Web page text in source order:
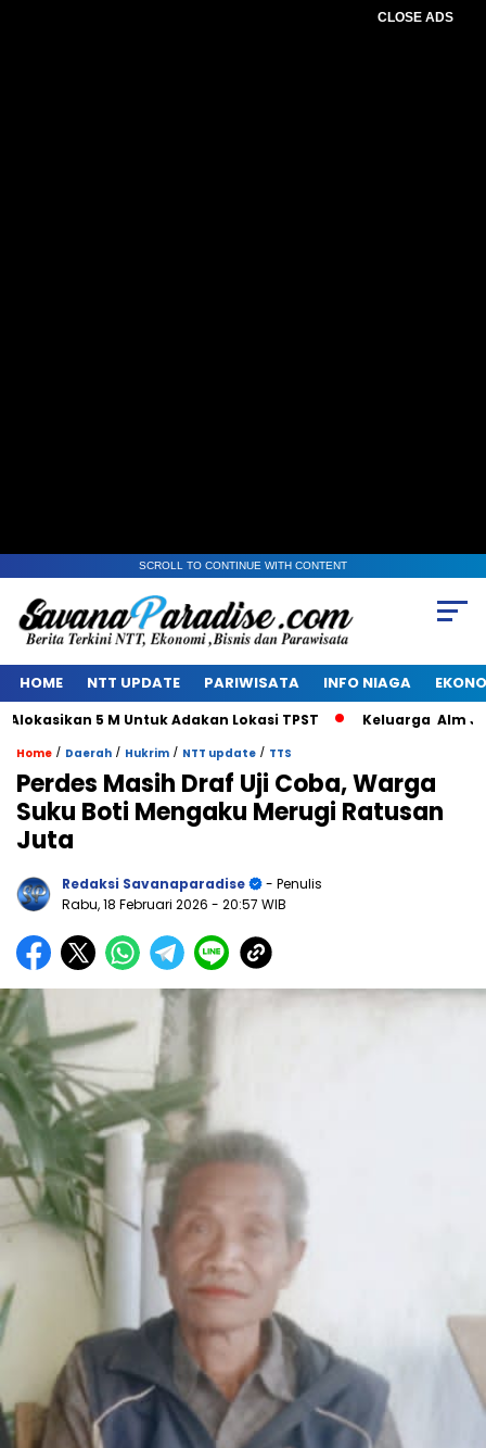
CLOSE ADS
SCROLL TO CONTINUE WITH CONTENT
HOME NTT UPDATE PARIWISATA INFO NIAGA
5 M Untuk Adakan Lokasi TPST Keluarga Alm Jacob
Home / Daerah / Hukrim / NTT update / TTS
Perdes Masih Draf Uji Coba, Warga
Suku Boti Mengaku Merugi Ratusan
Juta
Redaksi Savanaparadise
- Penulis
Rabu, 18 Februari 2026 - 20:57 WIB